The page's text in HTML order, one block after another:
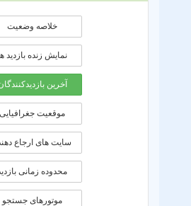
خلاصه وضعیت
نمایش زنده بازدید
آخرین
موقعيت جغرافيايی
سایت های ارجاع
محدوده زمانی
موتورهای جستجو